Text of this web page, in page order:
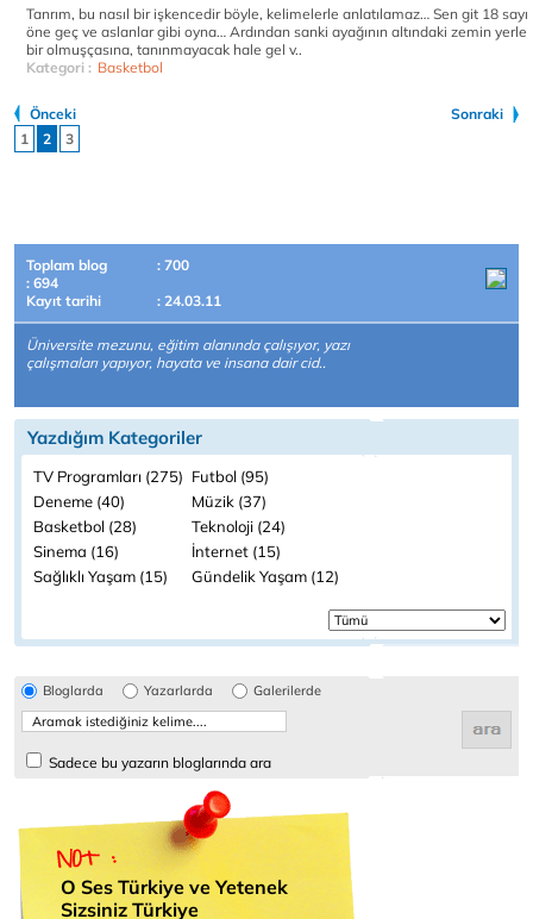
Tanrım, bu nasıl bir işkencedir böyle, kelimelerle anlatılamaz… Sen git 18 sayı
öne geç ve aslanlar gibi oyna… Ardından sanki ayağının altındaki zemin yerle
bir olmuşçasına, tanınmayacak hale gel v..
Kategori : Basketbol
Önceki
Sonraki
1
2 3
Toplam blog
: 700
: 694
Kayıt tarihi
: 24.03.11
Üniversite mezunu, eğitim alanında çalışıyor, yazı
çalışmaları yapıyor, hayata ve insana dair cid..
Yazdığım Kategoriler
TV Programları (275) Futbol (95)
Deneme (40)
Müzik (37)
Basketbol (28)
Teknoloji (24)
Sinema (16)
İnternet (15)
Sağlıklı Yaşam (15)
Gündelik Yaşam (12)
Bloglarda Yazarlarda Galerilerde
Sadece bu yazarın bloglarında ara
O Ses Türkiye ve Yetenek
Sizsiniz Türkiye